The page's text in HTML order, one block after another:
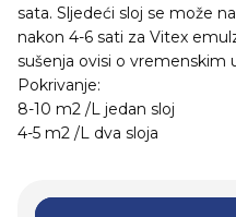
sata. Sljedeći sloj se može
nakon 4-6 sati za Vitex
sušenja ovisi o vremenskim
Pokrivanje:
8-10 m2 /L jedan sloj
4-5 m2 /L dva sloja